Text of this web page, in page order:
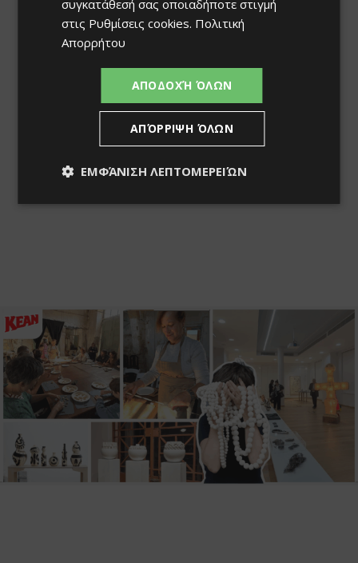
συγκατάθεσή σας οποιαδήποτε στιγμή
στις Ρυθμίσεις cookies. Πολιτική
Απορρήτου
ΑΠΟΔΟΧΉ ΌΛΩΝ
ΑΠΌΡΡΙΨΗ ΌΛΩΝ
ΕΜΦΆΝΙΣΗ ΛΕΠΤΟΜΕΡΕΙΏΝ